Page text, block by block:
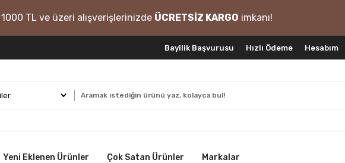
1000 TL ve üzeri alışverişlerinizde ÜCRETSİZ KARGO imkanı!
Bayilik Başvurusu Hızlı Ödeme Hesabım
Yeni Eklenen Ürünler Çok Satan Ürünler Markalar